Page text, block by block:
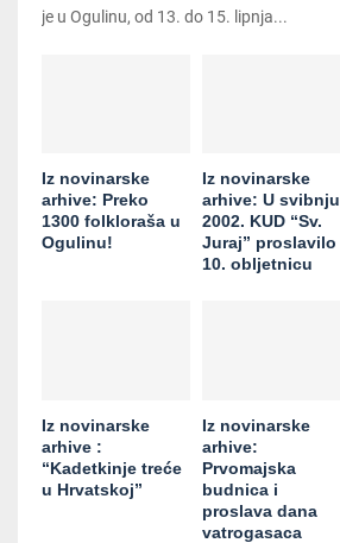
je u Ogulinu, od 13. do 15. lipnja...
Iz novinarske
arhive: Preko
1300 folkloraša u
Ogulinu!
Iz novinarske
arhive: U svibnju
2002. KUD “Sv.
Juraj” proslavilo
10. obljetnicu
Iz novinarske
arhive :
“Kadetkinje treće
u Hrvatskoj”
Iz novinarske
arhive:
Prvomajska
budnica i
proslava dana
vatrogasaca